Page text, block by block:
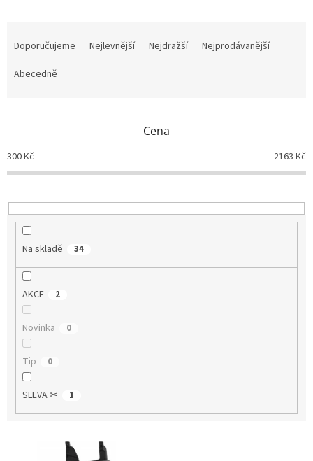
o
d
k
t
Doporučujeme Nejlevnější Nejdražší
Nejprodávanější
Abecedně
Cena
300Kč 2163 Kč
Na skladě 34
AKCE 2
Novinka 0
Tip 0
SLEVA ✂ 1